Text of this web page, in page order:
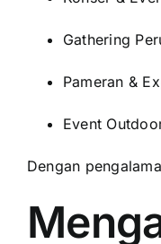
Gathering
Pameran &
Event
Dengan